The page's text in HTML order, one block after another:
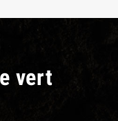
vert